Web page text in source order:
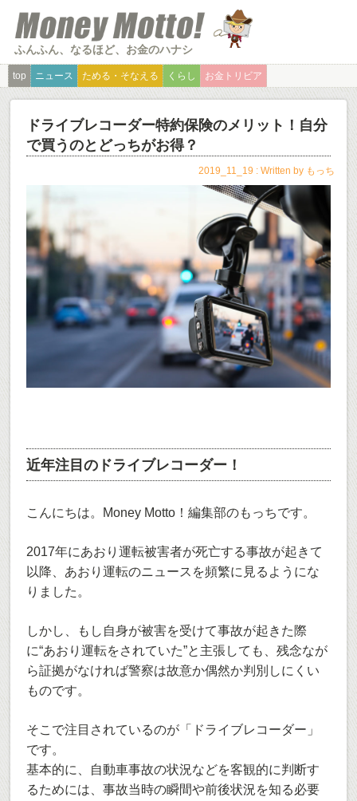
ふんふん、なるほど、お金のハナシ
top ニュース ためる・そなえる くらし お金トリビア
ドライブレコーダー特約保険のメリット！自分
で買うのとどっちがお得？
2019_11_19 : Written by もっち
近年注目のドライブレコーダー！
こんにちは。Money Motto！編集部のもっちです。
2017年にあおり運転被害者が死亡する事故が起きて
以降、あおり運転のニュースを頻繁に見るようにな
りました。
しかし、もし自身が被害を受けて事故が起きた際
に“あおり運転をされていた”と主張しても、残念なが
ら証拠がなければ警察は故意か偶然か判別しにくい
ものです。
そこで注目されているのが「ドライブレコーダー」
です。
基本的に、自動車事故の状況などを客観的に判断す
るためには、事故当時の瞬間や前後状況を知る必要